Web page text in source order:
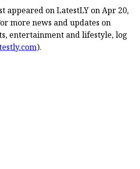
appeared on LatestLY on Apr 20,
more news and updates on
entertainment and lifestyle, log
).